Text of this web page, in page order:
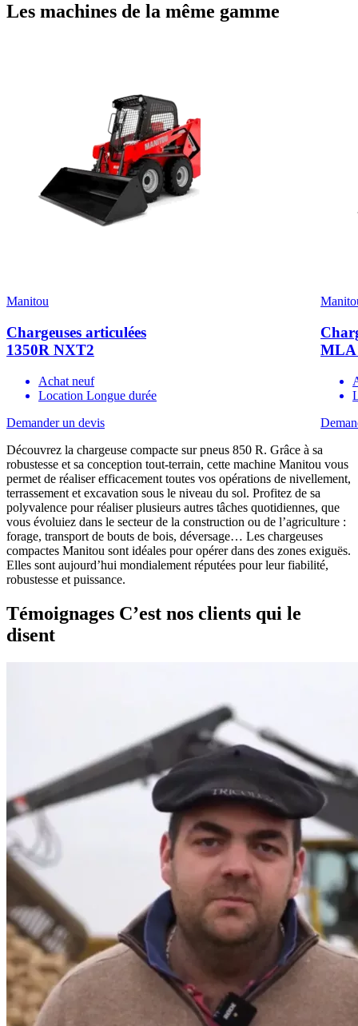
Les machines de la même gamme
Manitou
Chargeuses articulées
1350R NXT2
Achat neuf
Location Longue durée
Demander un devis
MLA
Découvrez la chargeuse compacte sur pneus 850 R. Grâce à sa
robustesse et sa conception tout-terrain, cette machine Manitou vous
permet de réaliser efficacement toutes vos opérations de nivellement,
terrassement et excavation sous le niveau du sol. Profitez de sa
polyvalence pour réaliser plusieurs autres tâches quotidiennes, que
vous évoluiez dans le secteur de la construction ou de l’agriculture :
forage, transport de bouts de bois, déversage… Les chargeuses
compactes Manitou sont idéales pour opérer dans des zones exiguës.
Elles sont aujourd’hui mondialement réputées pour leur fiabilité,
robustesse et puissance.
Témoignages C’est nos clients qui le
disent